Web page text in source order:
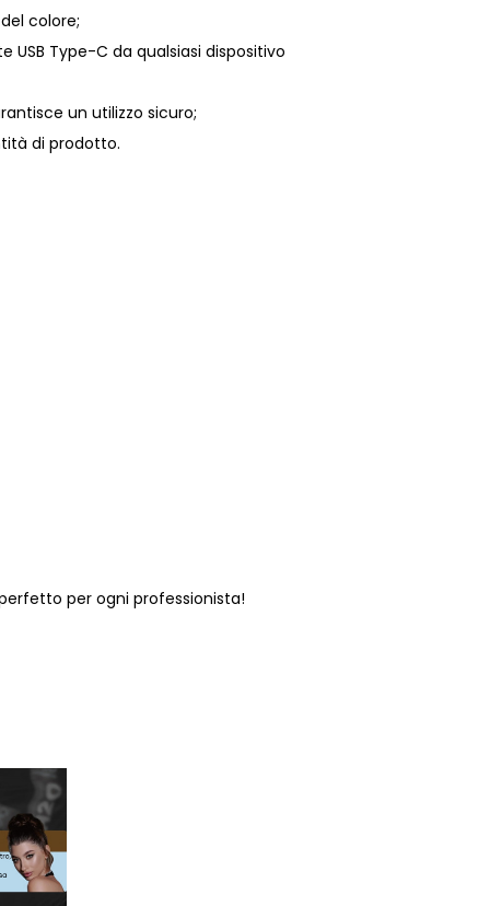
colore;
Type-C da qualsiasi dispositivo
un utilizzo sicuro;
di prodotto.
per ogni professionista!